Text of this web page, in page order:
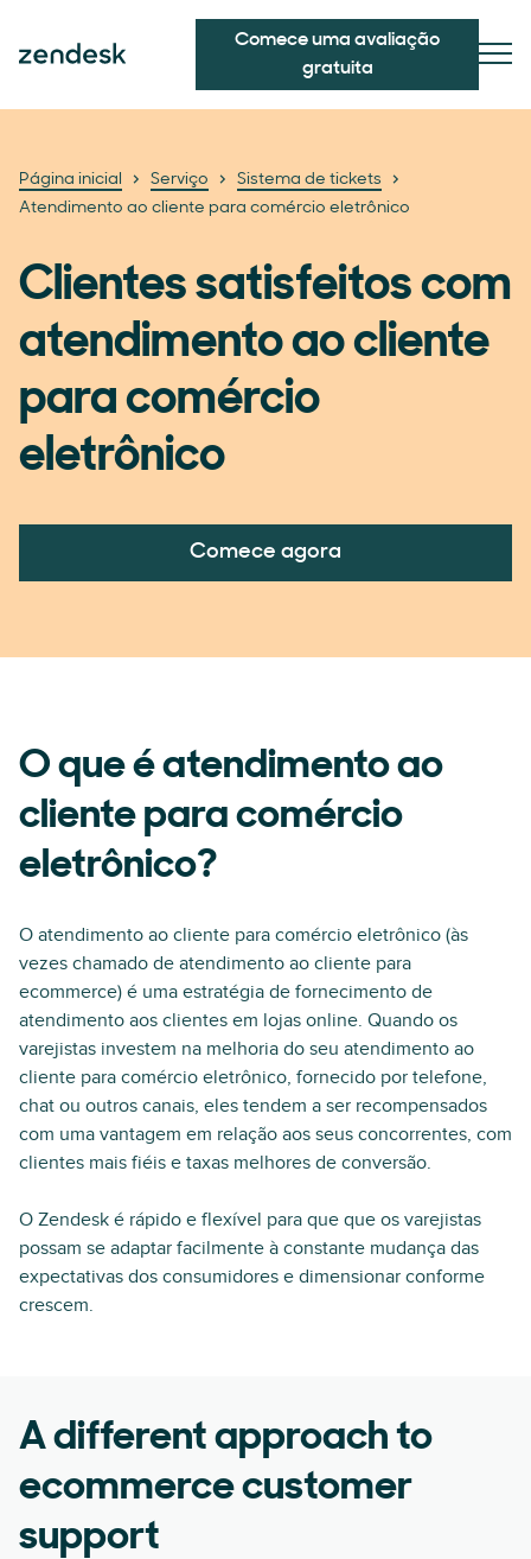
Comece uma avaliação
gratuita
Página inicial Serviço
Sistema de tickets
Atendimento ao cliente para comércio eletrônico
Clientes satisfeitos com
atendimento ao cliente
para comércio
eletrônico
Comece agora
O que é atendimento ao
cliente para comércio
eletrônico?
O atendimento ao cliente para comércio eletrônico (às
vezes chamado de atendimento ao cliente para
ecommerce) é uma estratégia de fornecimento de
atendimento aos clientes em lojas online. Quando os
varejistas investem na melhoria do seu atendimento ao
cliente para comércio eletrônico, fornecido por telefone,
chat ou outros canais, eles tendem a ser recompensados
com uma vantagem em relação aos seus concorrentes, com
clientes mais fiéis e taxas melhores de conversão.
O Zendesk é rápido e flexível para que que os varejistas
possam se adaptar facilmente à constante mudança das
expectativas dos consumidores e dimensionar conforme
crescem.
A different approach to
ecommerce customer
support